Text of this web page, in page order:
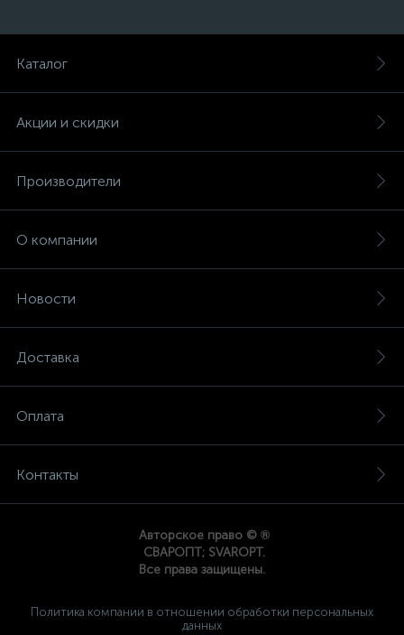
Каталог
Акции и скидки
Производители
О компании
Новости
Доставка
Оплата
Контакты
Авторское право © ®
СВАРОПТ; SVAROPT.
Все права защищены.
Политика компании в отношении обработки персональных
данных